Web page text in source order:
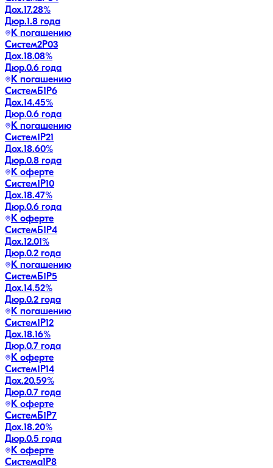
Дох.17.28%
Дюр.1.8 года
К погашению
Систем2P03
Дох.18.08%
Дюр.0.6 года
К погашению
СистемБ1P6
Дох.14.45%
Дюр.0.6 года
К погашению
Систем1P21
Дох.18.60%
Дюр.0.8 года
К оферте
Систем1P10
Дох.18.47%
Дюр.0.6 года
К оферте
СистемБ1P4
Дох.12.01%
Дюр.0.2 года
К погашению
СистемБ1P5
Дох.14.52%
Дюр.0.2 года
К погашению
Систем1P12
Дох.18.16%
Дюр.0.7 года
К оферте
Систем1P14
Дох.20.59%
Дюр.0.7 года
К оферте
СистемБ1P7
Дох.18.20%
Дюр.0.5 года
К оферте
Система1P8